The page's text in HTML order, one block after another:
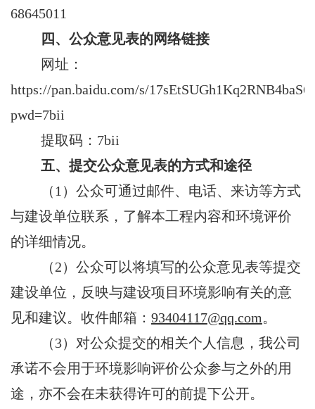
68645011
四、公众意见表的网络链接
网址：
https://pan.baidu.com/s/
pwd=7bii
提取码： 7bii
五、 提交公众意见表的方式和途径
（1 ）公众可通过邮件、电话、来访等方式
与建设单位联系 ， 了解本工程内容和环境评价
的详细情况。
（2）公众可以将填写的公众意见表等提交
建设单位，反映与建设项目环境影响有关的意
见和建议。收件邮箱： 93404117@qq.com。
（3）对公众提交的相关个人信息，我公司
承诺不会用于环境影响评价公众参与之外的用
途，亦不会在未获得许可的前提下公开。